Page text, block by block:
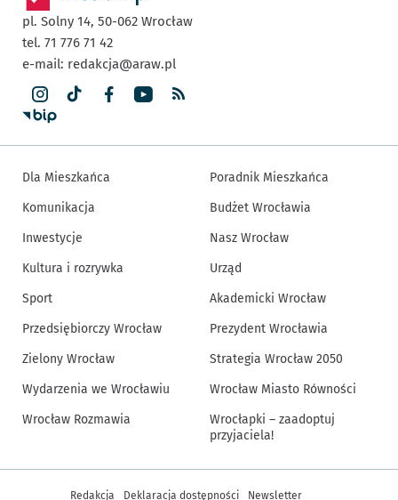
pl. Solny 14, 50-062 Wrocław
tel. 71 776 71 42
e-mail: redakcja@araw.pl
Dla Mieszkańca
Komunikacja
Inwestycje
Kultura i rozrywka
Sport
Przedsiębiorczy Wrocław
Zielony Wrocław
Wydarzenia we Wrocławiu
Wrocław Rozmawia
Poradnik Mieszkańca
Budżet Wrocławia
Nasz Wrocław
Urząd
Akademicki Wrocław
Prezydent Wrocławia
Strategia Wrocław 2050
Wrocław Miasto Równości
Wrocłapki – zaadoptuj
przyjaciela!
Inne informacje
Redakcja Deklaracja dostępności Newsletter